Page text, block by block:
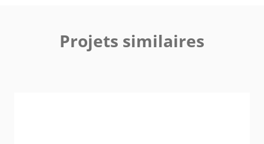
Projets similaires